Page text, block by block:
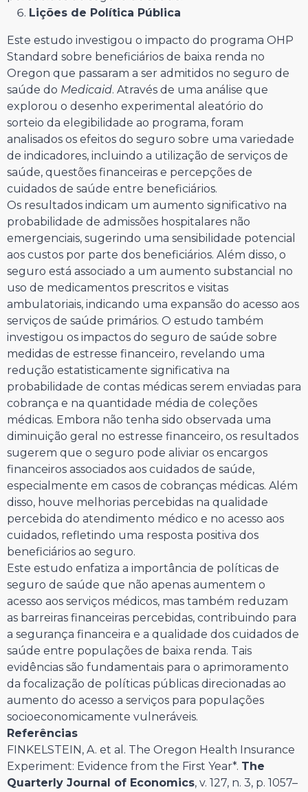
Lições de Política Pública
Este estudo investigou o impacto do programa OHP
Standard sobre beneficiários de baixa renda no
Oregon que passaram a ser admitidos no seguro de
saúde do Medicaid. Através de uma análise que
explorou o desenho experimental aleatório do
sorteio da elegibilidade ao programa, foram
analisados os efeitos do seguro sobre uma variedade
de indicadores, incluindo a utilização de serviços de
saúde, questões financeiras e percepções de
cuidados de saúde entre beneficiários.
Os resultados indicam um aumento significativo na
probabilidade de admissões hospitalares não
emergenciais, sugerindo uma sensibilidade potencial
aos custos por parte dos beneficiários. Além disso, o
seguro está associado a um aumento substancial no
uso de medicamentos prescritos e visitas
ambulatoriais, indicando uma expansão do acesso aos
serviços de saúde primários. O estudo também
investigou os impactos do seguro de saúde sobre
medidas de estresse financeiro, revelando uma
redução estatisticamente significativa na
probabilidade de contas médicas serem enviadas para
cobrança e na quantidade média de coleções
médicas. Embora não tenha sido observada uma
diminuição geral no estresse financeiro, os resultados
sugerem que o seguro pode aliviar os encargos
financeiros associados aos cuidados de saúde,
especialmente em casos de cobranças médicas. Além
disso, houve melhorias percebidas na qualidade
percebida do atendimento médico e no acesso aos
cuidados, refletindo uma resposta positiva dos
beneficiários ao seguro.
Este estudo enfatiza a importância de políticas de
seguro de saúde que não apenas aumentem o
acesso aos serviços médicos, mas também reduzam
as barreiras financeiras percebidas, contribuindo para
a segurança financeira e a qualidade dos cuidados de
saúde entre populações de baixa renda. Tais
evidências são fundamentais para o aprimoramento
da focalização de políticas públicas direcionadas ao
aumento do acesso a serviços para populações
socioeconomicamente vulneráveis.
Referências
FINKELSTEIN, A. et al. The Oregon Health Insurance
Experiment: Evidence from the First Year*. The
Quarterly Journal of Economics, v. 127, n. 3, p. 1057–